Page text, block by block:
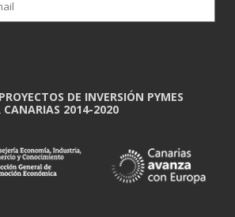
DE INVERSIÓN PYMES
CANARIAS 2014-2020